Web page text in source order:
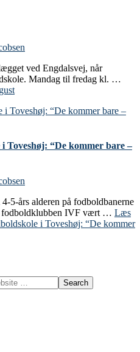
ved Engdalsvej, når
Mandag til fredag kl. …
Toveshøj: “De kommer bare –
5-års alderen på fodboldbanerne
fodboldklubben IVF vært … Læs
i Toveshøj: “De kommer